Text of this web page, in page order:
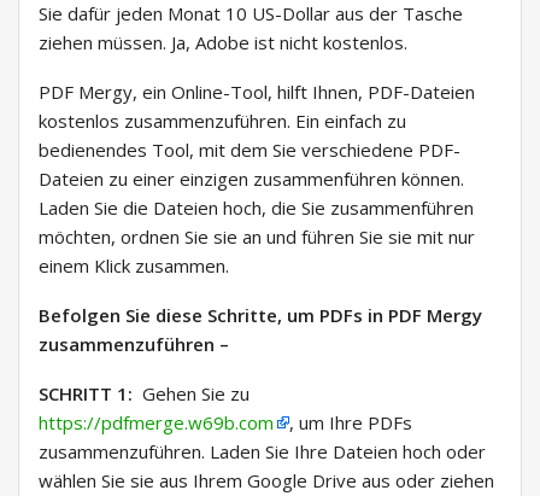
Sie dafür jeden Monat 10 US-Dollar aus der Tasche
ziehen müssen. Ja, Adobe ist nicht kostenlos.
PDF Mergy, ein Online-Tool, hilft Ihnen, PDF-Dateien
kostenlos zusammenzuführen. Ein einfach zu
bedienendes Tool, mit dem Sie verschiedene PDF-
Dateien zu einer einzigen zusammenführen können.
Laden Sie die Dateien hoch, die Sie zusammenführen
möchten, ordnen Sie sie an und führen Sie sie mit nur
einem Klick zusammen.
Befolgen Sie diese Schritte, um PDFs in PDF Mergy
zusammenzuführen –
SCHRITT 1: Gehen Sie zu
https://pdfmerge.w69b.com
, um Ihre PDFs
zusammenzuführen. Laden Sie Ihre Dateien hoch oder
wählen Sie sie aus Ihrem Google Drive aus oder ziehen